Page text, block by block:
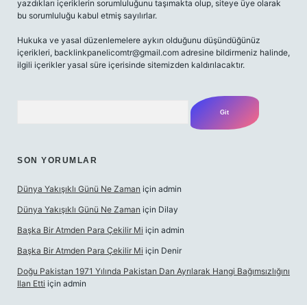
yazdıkları içeriklerin sorumluluğunu taşımakta olup, siteye üye olarak
bu sorumluluğu kabul etmiş sayılırlar.
Hukuka ve yasal düzenlemelere aykırı olduğunu düşündüğünüz
içerikleri, backlinkpanelicomtr@gmail.com adresine bildirmeniz halinde,
ilgili içerikler yasal süre içerisinde sitemizden kaldırılacaktır.
SON YORUMLAR
Dünya Yakışıklı Günü Ne Zaman için admin
Dünya Yakışıklı Günü Ne Zaman için Dilay
Başka Bir Atmden Para Çekilir Mi için admin
Başka Bir Atmden Para Çekilir Mi için Denir
Doğu Pakistan 1971 Yılında Pakistan Dan Ayrılarak Hangi Bağımsızlığını
Ilan Etti için admin